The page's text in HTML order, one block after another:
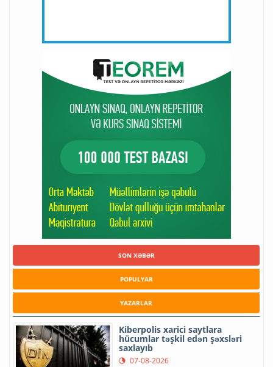
SON XƏBƏR
POPULYAR
YAZARLAR
Kiberpolis xarici saytlara
hücumlar təşkil edən şəxsləri
saxlayıb
07-08-2026